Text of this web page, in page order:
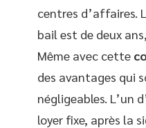
centres d’affaires.
bail est de deux
Même avec cette
des avantages qui
négligeables. L’un
loyer fixe, après la